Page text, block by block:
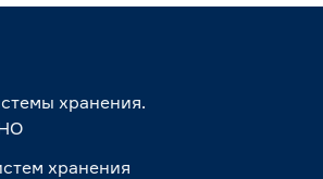
хранения.
хранения